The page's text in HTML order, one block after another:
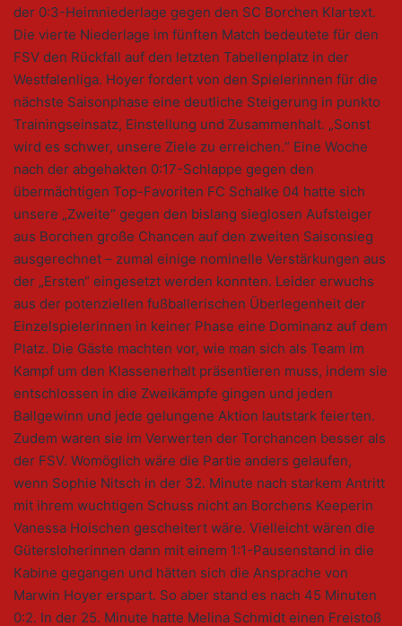
der 0:3-Heimniederlage gegen den SC Borchen Klartext.
Die vierte Niederlage im fünften Match bedeutete für den
FSV den Rückfall auf den letzten Tabellenplatz in der
Westfalenliga. Hoyer fordert von den Spielerinnen für die
nächste Saisonphase eine deutliche Steigerung in punkto
Trainingseinsatz, Einstellung und Zusammenhalt. „Sonst
wird es schwer, unsere Ziele zu erreichen.“ Eine Woche
nach der abgehakten 0:17-Schlappe gegen den
übermächtigen Top-Favoriten FC Schalke 04 hatte sich
unsere „Zweite“ gegen den bislang sieglosen Aufsteiger
aus Borchen große Chancen auf den zweiten Saisonsieg
ausgerechnet – zumal einige nominelle Verstärkungen aus
der „Ersten“ eingesetzt werden konnten. Leider erwuchs
aus der potenziellen fußballerischen Überlegenheit der
Einzelspielerinnen in keiner Phase eine Dominanz auf dem
Platz. Die Gäste machten vor, wie man sich als Team im
Kampf um den Klassenerhalt präsentieren muss, indem sie
entschlossen in die Zweikämpfe gingen und jeden
Ballgewinn und jede gelungene Aktion lautstark feierten.
Zudem waren sie im Verwerten der Torchancen besser als
der FSV. Womöglich wäre die Partie anders gelaufen,
wenn Sophie Nitsch in der 32. Minute nach starkem Antritt
mit ihrem wuchtigen Schuss nicht an Borchens Keeperin
Vanessa Hoischen gescheitert wäre. Vielleicht wären die
Gütersloherinnen dann mit einem 1:1-Pausenstand in die
Kabine gegangen und hätten sich die Ansprache von
Marwin Hoyer erspart. So aber stand es nach 45 Minuten
0:2. In der 25. Minute hatte Melina Schmidt einen Freistoß